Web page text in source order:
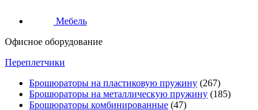
Мебель
Офисное оборудование
Переплетчики
Брошюраторы на пластиковую пружину (267)
Брошюраторы на металлическую пружину (185)
Брошюраторы комбинированные (47)